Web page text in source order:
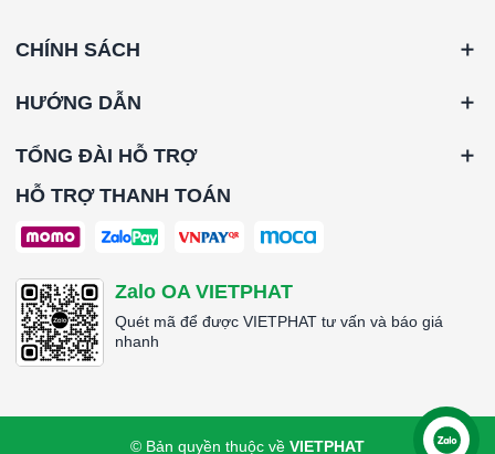
CHÍNH SÁCH
HƯỚNG DẪN
TỔNG ĐÀI HỖ TRỢ
HỖ TRỢ THANH TOÁN
Zalo OA VIETPHAT
Quét mã để được VIETPHAT tư vấn và báo giá
nhanh
© Bản quyền thuộc về VIETPHAT Liên hệ